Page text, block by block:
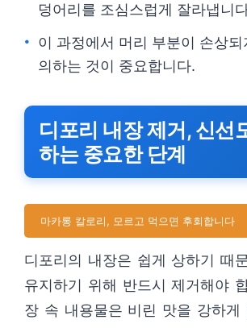
덩어리를 조심스럽게 잘라냅니
이 과정에서 머리 부분이 손상
의하는 것이 중요합니다.
디포리 내장 제거, 신선
하는 중요한 단계
마카롱 칼로리, 모르고 먹으면 후회합니다
디포리의 내장은 쉽게 상하기 때
유지하기 위해 반드시 제거해야
장 속 내용물은 비린 맛을 강하게